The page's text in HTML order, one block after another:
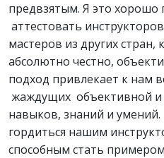
предвзятым. Я это
аттестовать
мастеров из других стран,
абсолютно честно,
подход привлекает к нам
жаждущих объективной и
навыков, знаний и
гордиться нашим
способным стать